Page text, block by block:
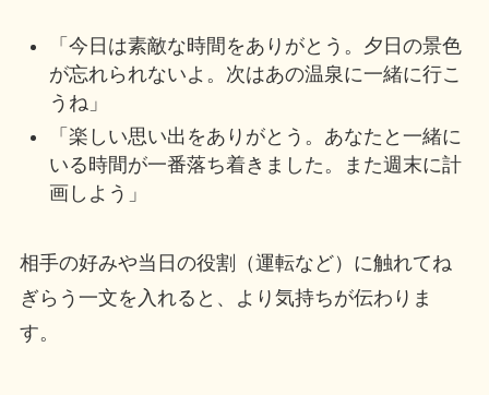
「今日は素敵な時間をありがとう。夕日の景色
が忘れられないよ。次はあの温泉に一緒に行こ
うね」
「楽しい思い出をありがとう。あなたと一緒に
いる時間が一番落ち着きました。また週末に計
画しよう」
相手の好みや当日の役割（運転など）に触れてね
ぎらう一文を入れると、より気持ちが伝わりま
す。